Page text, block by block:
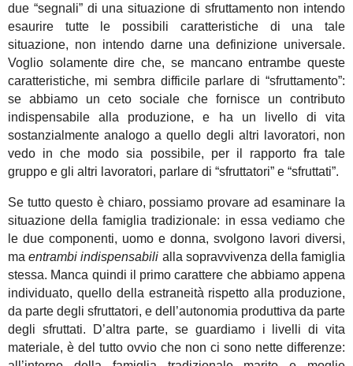
due “segnali” di una situazione di sfruttamento non intendo
esaurire tutte le possibili caratteristiche di una tale
situazione, non intendo darne una definizione universale.
Voglio solamente dire che, se mancano entrambe queste
caratteristiche, mi sembra difficile parlare di “sfruttamento”:
se abbiamo un ceto sociale che fornisce un contributo
indispensabile alla produzione, e ha un livello di vita
sostanzialmente analogo a quello degli altri lavoratori, non
vedo in che modo sia possibile, per il rapporto fra tale
gruppo e gli altri lavoratori, parlare di “sfruttatori” e “sfruttati”.
Se tutto questo è chiaro, possiamo provare ad esaminare la
situazione della famiglia tradizionale: in essa vediamo che
le due componenti, uomo e donna, svolgono lavori diversi,
maentrambi indispensabili alla sopravvivenza della famiglia
stessa. Manca quindi il primo carattere che abbiamo appena
individuato, quello della estraneità rispetto alla produzione,
da parte degli sfruttatori, e dell’autonomia produttiva da parte
degli sfruttati. D’altra parte, se guardiamo i livelli di vita
materiale, è del tutto ovvio che non ci sono nette differenze: